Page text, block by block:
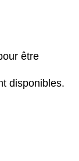
être
disponibles.